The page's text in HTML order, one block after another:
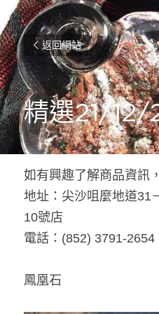
返回網站
精選21/12/
如有興趣了解商品資訊
地址：尖沙咀麼地道31
10號店
電話：(852) 3791-2654
鳳凰石